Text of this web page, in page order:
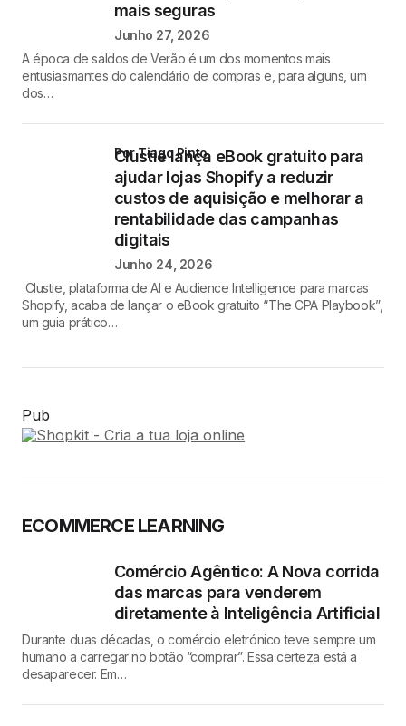
mais seguras
Junho 27, 2026
A época de saldos de Verão é um dos momentos mais
entusiasmantes do calendário de compras e, para alguns, um
dos…
Clustie lança eBook gratuito para
ajudar lojas Shopify a reduzir
custos de aquisição e melhorar a
rentabilidade das campanhas
digitais
por Tiago Pinto
Junho 24, 2026
Clustie, plataforma de AI e Audience Intelligence para marcas
Shopify, acaba de lançar o eBook gratuito “The CPA Playbook”,
um guia prático…
Pub
ECOMMERCE LEARNING
Comércio Agêntico: A Nova corrida
das marcas para venderem
diretamente à Inteligência Artificial
Durante duas décadas, o comércio eletrónico teve sempre um
humano a carregar no botão “comprar”. Essa certeza está a
desaparecer. Em…